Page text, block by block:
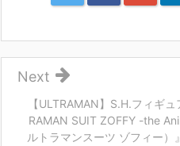
【ULTRAMAN】S.H.フィギ
RAMAN SUIT ZOFFY -the
ルトラマンスーツ ゾフィー）
Next